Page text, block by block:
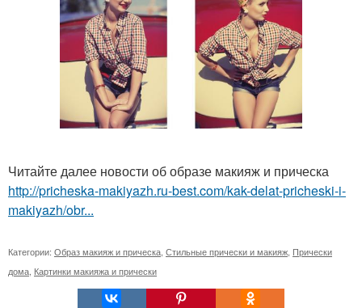
Читайте далее новости об образе макияж и прическа
http://pricheska-makiyazh.ru-best.com/kak-delat-pricheski-i-
makiyazh/obr...
Категории: Образ макияж и прическа Стильные прически и макияж Прически
дома Картинки макияжа и прически